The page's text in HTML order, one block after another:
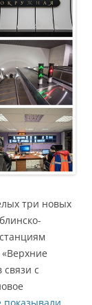
три новых
связи с